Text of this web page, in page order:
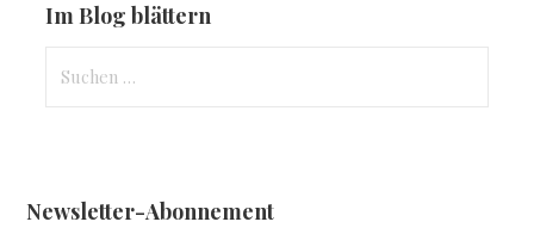
Im Blog blättern
nach:
Newsletter-Abonnement